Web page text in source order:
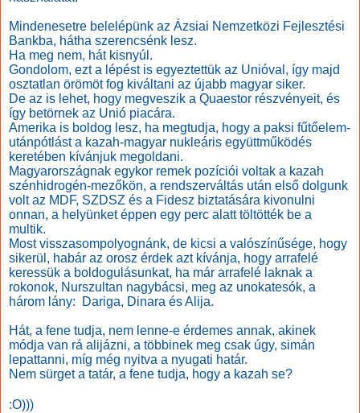
Mindenesetre belelépünk az Ázsiai Nemzetközi Fejlesztési
Bankba, hátha szerencsénk lesz.
Ha meg nem, hát kisnyúl.
Gondolom, ezt a lépést is egyeztettük az Unióval, így majd
osztatlan örömöt fog kiváltani az újabb magyar siker.
De az is lehet, hogy megveszik a Quaestor részvényeit, és
így betörnek az Unió piacára.
Amerika is boldog lesz, ha megtudja, hogy a paksi fűtőelem-
utánpótlást a kazah-magyar nukleáris együttműködés
keretében kívánjuk megoldani.
Magyarországnak egykor remek pozíciói voltak a kazah
szénhidrogén-mezőkön, a rendszerváltás után első dolgunk
volt az MDF, SZDSZ és a Fidesz biztatására kivonulni
onnan, a helyünket éppen egy perc alatt töltötték be a
multik.
Most visszasompolyognánk, de kicsi a valószínűsége, hogy
sikerül, habár az orosz érdek azt kívánja, hogy arrafelé
keressük a boldogulásunkat, ha már arrafelé laknak a
rokonok, Nurszultan nagybácsi, meg az unokatesók, a
három lány:
Dariga, Dinara és Alija.
Hát, a fene tudja, nem lenne-e érdemes annak, akinek
módja van rá alijázni, a többinek meg csak úgy, simán
lepattanni, míg még nyitva a nyugati határ.
Nem sürget a tatár, a fene tudja, hogy a kazah se?
:O)))